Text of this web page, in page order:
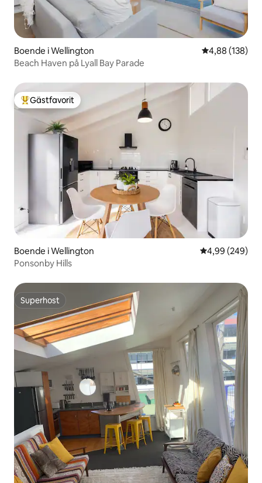
Boende i Wellington 4,88 av 5 i
4,88 (138)
Beach Haven på Lyall Bay Parade
Populär gästfavorit
Gästfavorit
Boende i Wellington 4,99 av 5 i
4,99 (249)
Ponsonby Hills
Superhost
Superhost